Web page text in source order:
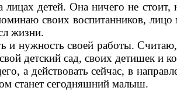
Она ничего не стоит, но
своих воспитанников,
жизни.
своей работы. Считаю,
детский сад, своих детишек и
сейчас, в
станет сегодняшний малыш.